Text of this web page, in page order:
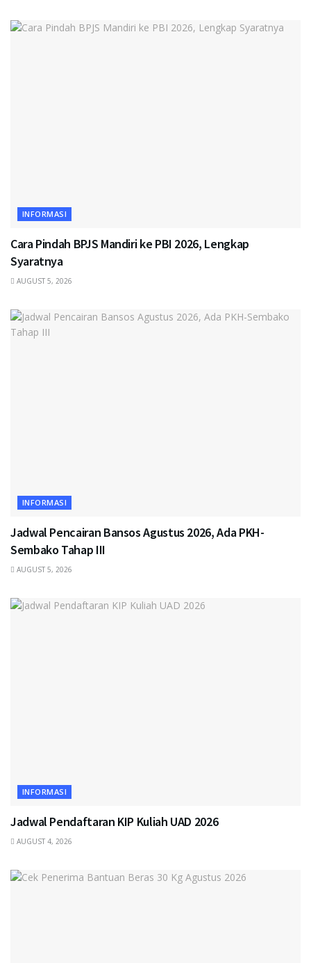
INFORMASI
Cara Pindah BPJS Mandiri ke PBI 2026, Lengkap
Syaratnya
AUGUST 5, 2026
INFORMASI
Jadwal Pencairan Bansos Agustus 2026, Ada PKH-
Sembako Tahap III
AUGUST 5, 2026
INFORMASI
Jadwal Pendaftaran KIP Kuliah UAD 2026
AUGUST 4, 2026